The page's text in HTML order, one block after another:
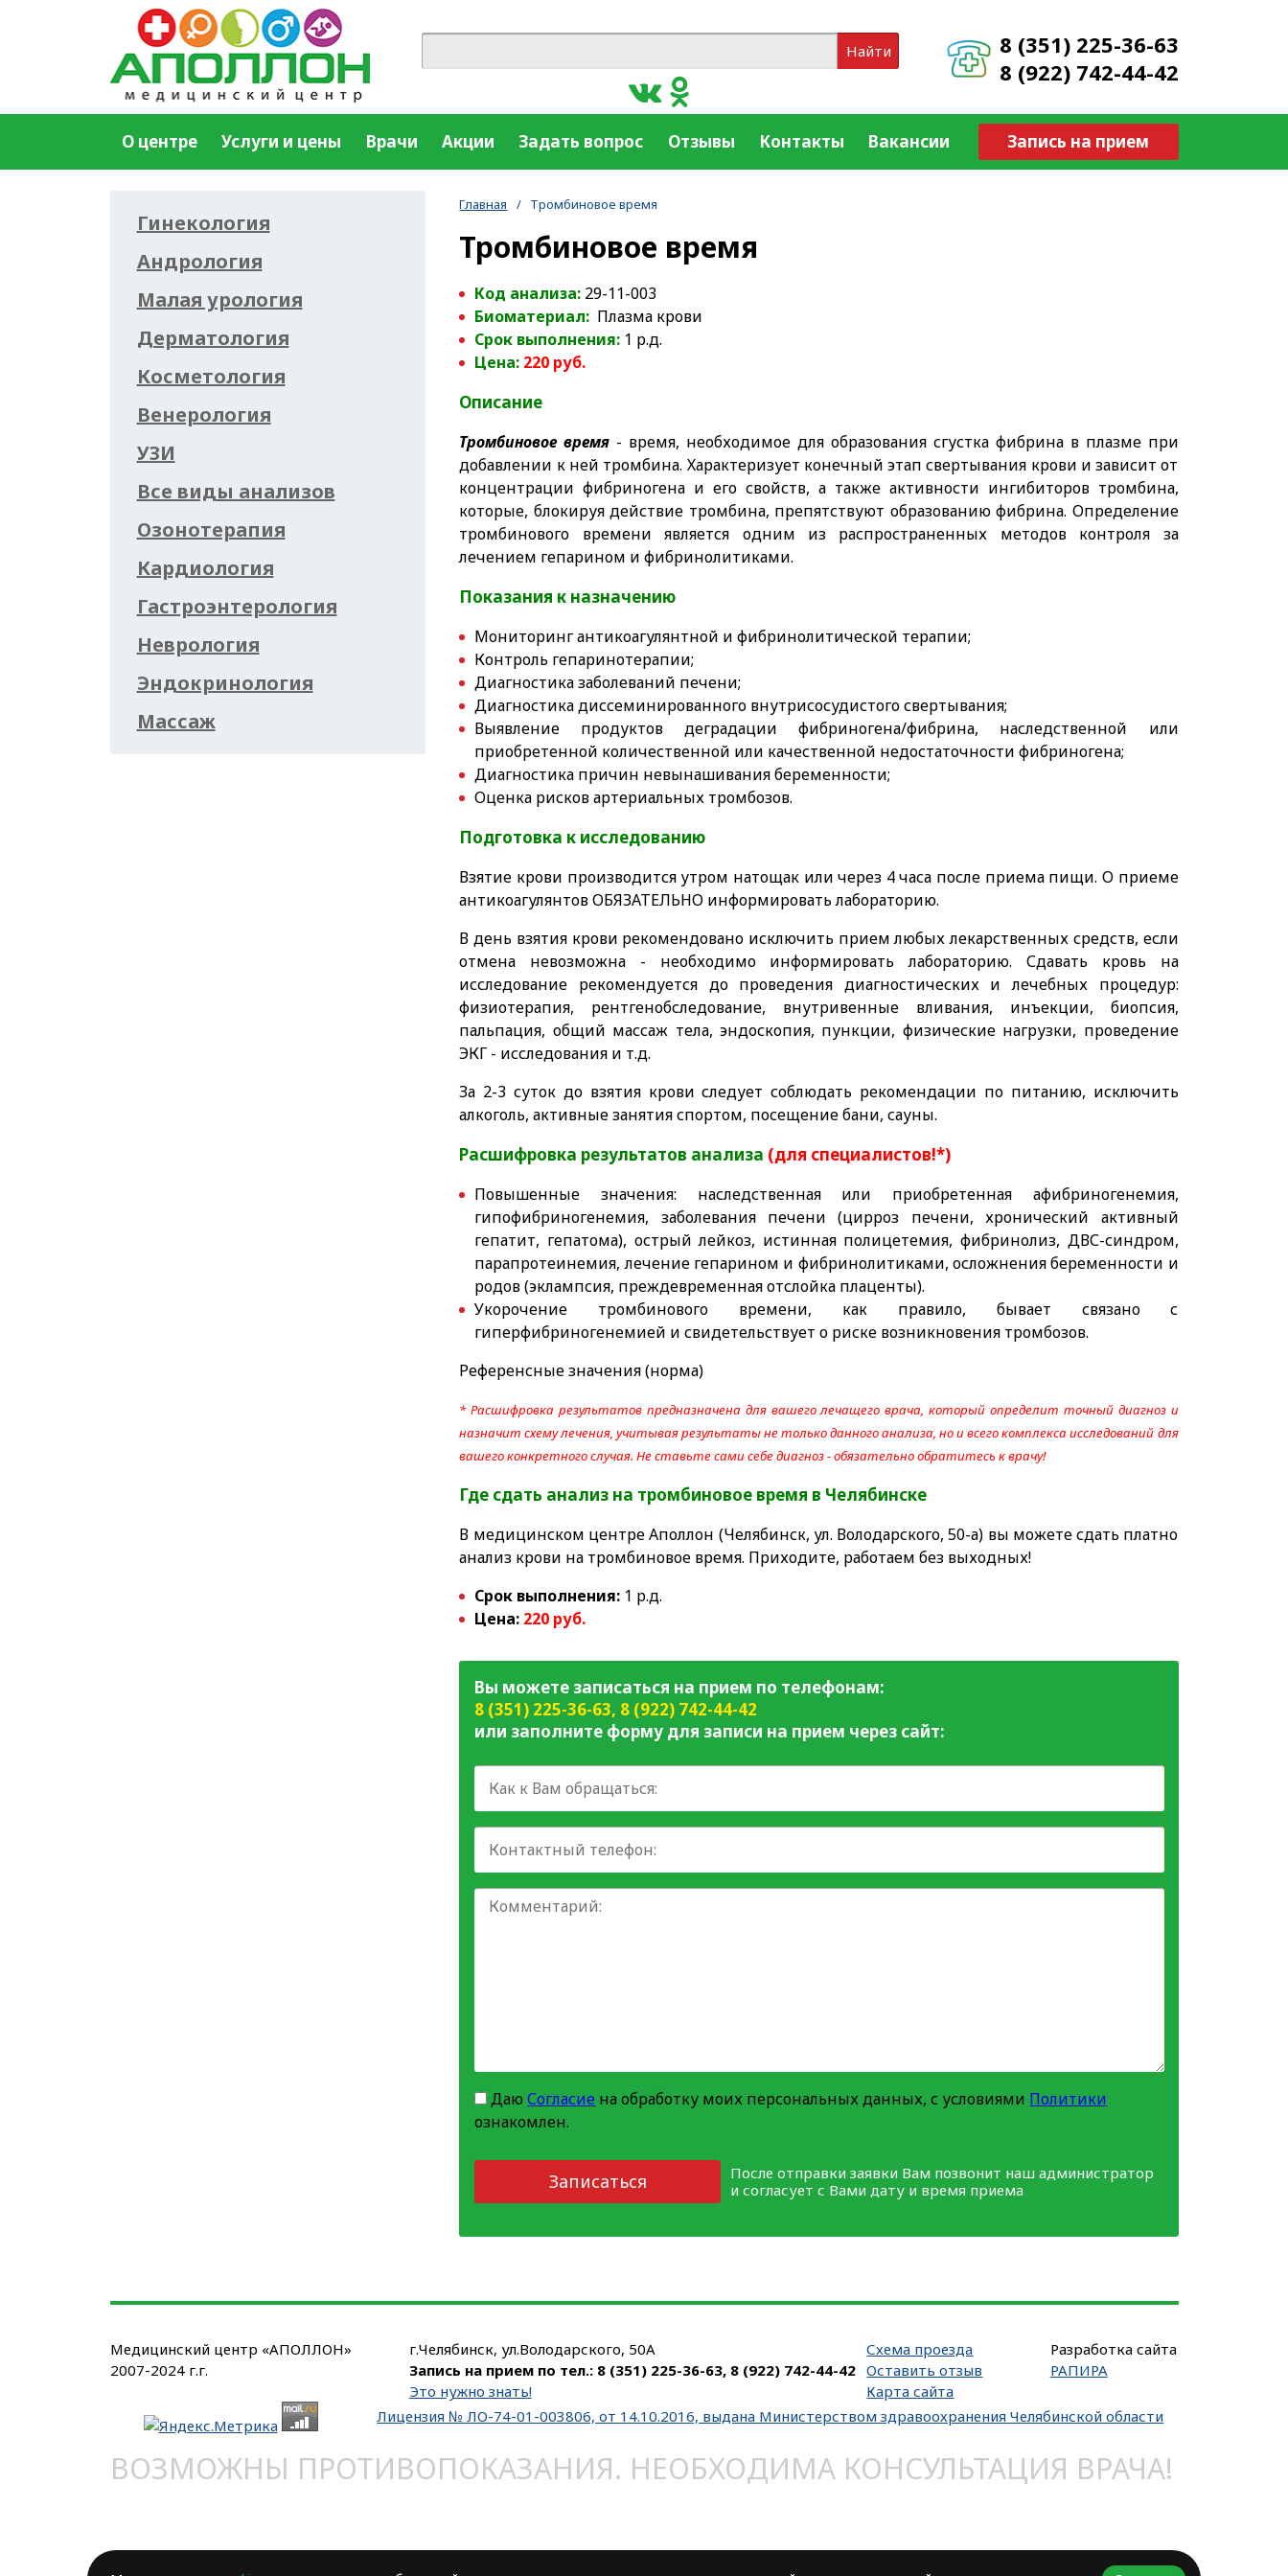
8 (351) 225-36-63
8 (922) 742-44-42
Найти
Запись на прием
О центре Услуги и цены Врачи Акции Задать вопрос Отзывы Контакты Вакансии
Главная / Тромбиновое время
Тромбиновое время
Код анализа: 29-11-003
Биоматериал: Плазма крови
Срок выполнения: 1 р.д.
Цена: 220 руб.
Описание
Тромбиновое время - время, необходимое для образования сгустка фибрина в плазме при
добавлении к ней тромбина. Характеризует конечный этап свертывания крови и зависит от
концентрации фибриногена и его свойств, а также активности ингибиторов тромбина,
которые, блокируя действие тромбина, препятствуют образованию фибрина. Определение
тромбинового времени является одним из распространенных методов контроля за
лечением гепарином и фибринолитиками.
Показания к назначению
Мониторинг антикоагулянтной и фибринолитической терапии;
Контроль гепаринотерапии;
Диагностика заболеваний печени;
Диагностика диссеминированного внутрисосудистого свертывания;
Выявление продуктов деградации фибриногена/фибрина, наследственной или
приобретенной количественной или качественной недостаточности фибриногена;
Диагностика причин невынашивания беременности;
Оценка рисков артериальных тромбозов.
Подготовка к исследованию
Взятие крови производится утром натощак или через 4 часа после приема пищи. О приеме
антикоагулянтов ОБЯЗАТЕЛЬНО информировать лабораторию.
В день взятия крови рекомендовано исключить прием любых лекарственных средств, если
отмена невозможна - необходимо информировать лабораторию. Сдавать кровь на
исследование рекомендуется до проведения диагностических и лечебных процедур:
физиотерапия, рентгенобследование, внутривенные вливания, инъекции, биопсия,
пальпация, общий массаж тела, эндоскопия, пункции, физические нагрузки, проведение
ЭКГ - исследования и т.д.
За 2-3 суток до взятия крови следует соблюдать рекомендации по питанию, исключить
алкоголь, активные занятия спортом, посещение бани, сауны.
Расшифровка результатов анализа (для специалистов!*)
Повышенные значения: наследственная или приобретенная афибриногенемия,
гипофибриногенемия, заболевания печени (цирроз печени, хронический активный
гепатит, гепатома), острый лейкоз, истинная полицетемия, фибринолиз, ДВС-синдром,
парапротеинемия, лечение гепарином и фибринолитиками, осложнения беременности и
родов (эклампсия, преждевременная отслойка плаценты).
Укорочение тромбинового времени, как правило, бывает связано с
гиперфибриногенемией и свидетельствует о риске возникновения тромбозов.
Референсные значения (норма)
* Расшифровка результатов предназначена для вашего лечащего врача, который определит точный диагноз и
назначит схему лечения, учитывая результаты не только данного анализа, но и всего комплекса исследований для
вашего конкретного случая. Не ставьте сами себе диагноз - обязательно обратитесь к врачу!
Где сдать анализ на тромбиновое время в Челябинске
В медицинском центре Аполлон (Челябинск, ул. Володарского, 50-а) вы можете сдать платно
анализ крови на тромбиновое время. Приходите, работаем без выходных!
Срок выполнения: 1 р.д.
Цена: 220 руб.
Вы можете записаться на прием по телефонам:
8 (351) 225-36-63, 8 (922) 742-44-42
или заполните форму для записи на прием через сайт:
ДаюСогласие на обработку моих персональных данных, с условиями Политики
ознакомлен.
Записаться
После отправки заявки Вам позвонит наш администратор
и согласует с Вами дату и время приема
Гинекология
Андрология
Малая урология
Дерматология
Косметология
Венерология
УЗИ
Все виды анализов
Озонотерапия
Кардиология
Гастроэнтерология
Неврология
Эндокринология
Массаж
Медицинский центр «АПОЛЛОН»
2007-2024 г.г.
г.Челябинск, ул.Володарского, 50А
Запись на прием по тел.: 8 (351) 225-36-63, 8 (922) 742-44-42
Это нужно знать!
Схема проезда
Оставить отзыв
Карта сайта
Лицензия № ЛО-74-01-003806, от 14.10.2016, выдана Министерством здравоохранения Челябинской области
ВОЗМОЖНЫ ПРОТИВОПОКАЗАНИЯ. НЕОБХОДИМА КОНСУЛЬТАЦИЯ ВРАЧА!
Разработка сайта
РАПИРА